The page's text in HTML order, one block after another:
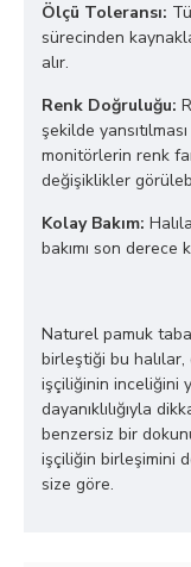
Ölçü Toleransı:
sürecinden
alır.
Renk Doğruluğu:
şekilde
monitörlerin renk
değişiklikler
Kolay Bakım:
bakımı son derece
Naturel pamuk
birleştiği bu
işçiliğinin inceliğini
dayanıklılığıyla
benzersiz bir
işçiliğin birleşimini
size göre.